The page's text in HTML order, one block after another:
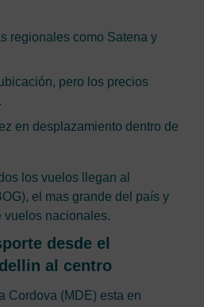
regionales como Satena y
pero los precios
en desplazamiento dentro de
los vuelos llegan al
el mas grande del país y
vuelos nacionales.
desde el
al centro
Cordova (MDE) esta en